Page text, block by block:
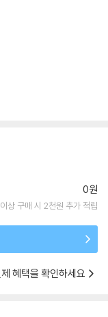
0원
상 구매 시 2천원 추가 적립
혜택을 확인하세요